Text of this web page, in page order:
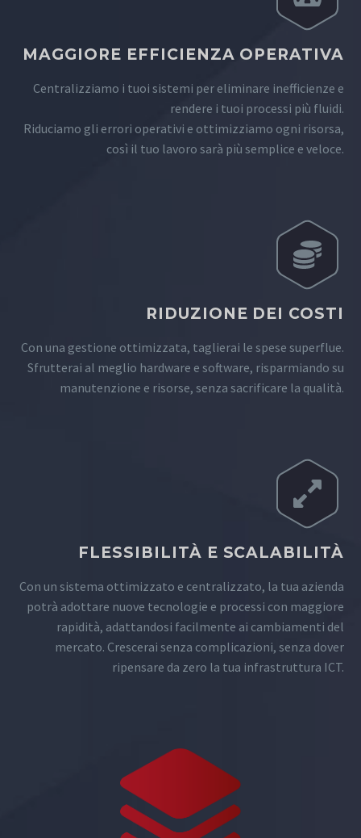
MAGGIORE EFFICIENZA OPERATIVA
Centralizziamo i tuoi sistemi per eliminare inefficienze e
rendere i tuoi processi più fluidi.
Riduciamo gli errori operativi e ottimizziamo ogni risorsa,
così il tuo lavoro sarà più semplice e veloce.
RIDUZIONE DEI COSTI
Con una gestione ottimizzata, taglierai le spese superflue.
Sfrutterai al meglio hardware e software, risparmiando su
manutenzione e risorse, senza sacrificare la qualità.
FLESSIBILITÀ E SCALABILITÀ
Con un sistema ottimizzato e centralizzato, la tua azienda
potrà adottare nuove tecnologie e processi con maggiore
rapidità, adattandosi facilmente ai cambiamenti del
mercato. Crescerai senza complicazioni, senza dover
ripensare da zero la tua infrastruttura ICT.